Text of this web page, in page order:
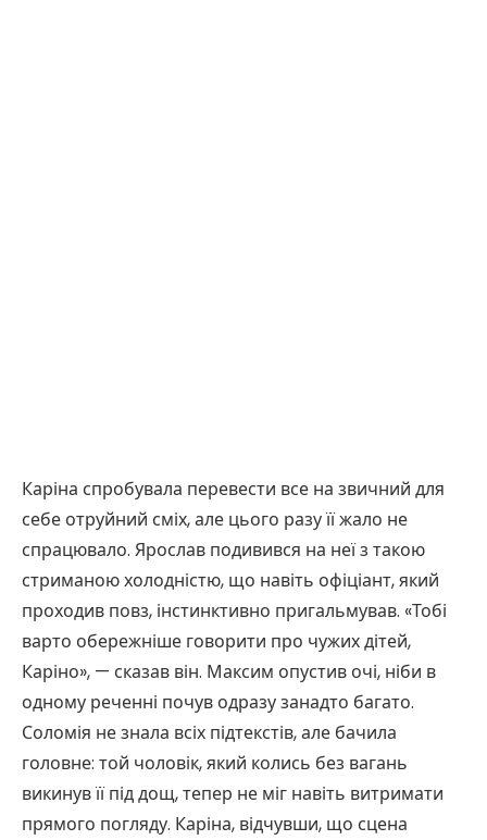
Каріна спробувала перевести все на звичний для
себе отруйний сміх, але цього разу її жало не
спрацювало. Ярослав подивився на неї з такою
стриманою холодністю, що навіть офіціант, який
проходив повз, інстинктивно пригальмував. «Тобі
варто обережніше говорити про чужих дітей,
Каріно», — сказав він. Максим опустив очі, ніби в
одному реченні почув одразу занадто багато.
Соломія не знала всіх підтекстів, але бачила
головне: той чоловік, який колись без вагань
викинув її під дощ, тепер не міг навіть витримати
прямого погляду. Каріна, відчувши, що сцена